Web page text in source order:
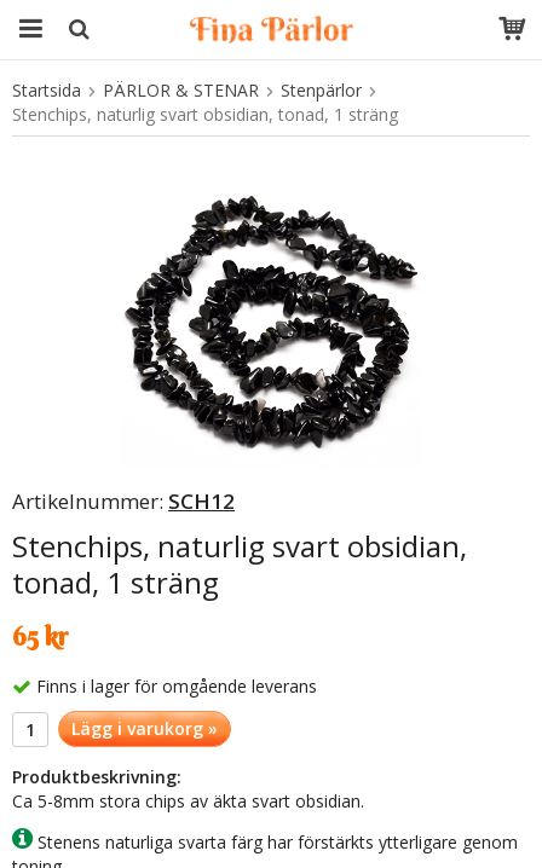
Produkten har blivit tillagd i varukorgen
Startsida PÄRLOR & STENAR
Stenpärlor
Stenchips, naturlig svart obsidian, tonad, 1 sträng
Artikelnummer: SCH12
Stenchips, naturlig svart obsidian,
tonad, 1 sträng
65 kr
Finns i lager för omgående leverans
Lägg i varukorg »
Produktbeskrivning:
Ca 5-8mm stora chips av äkta svart obsidian.
Stenens naturliga svarta färg har förstärkts ytterligare genom